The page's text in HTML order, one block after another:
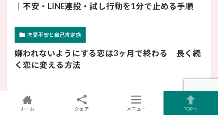
｜不安・LINE連投・試し行動を1分で止める手順
恋愛不安と自己肯定感
嫌われないようにする恋は3ヶ月で終わる｜長く続
く恋に変える方法
ホーム シェア メニュー TOPへ